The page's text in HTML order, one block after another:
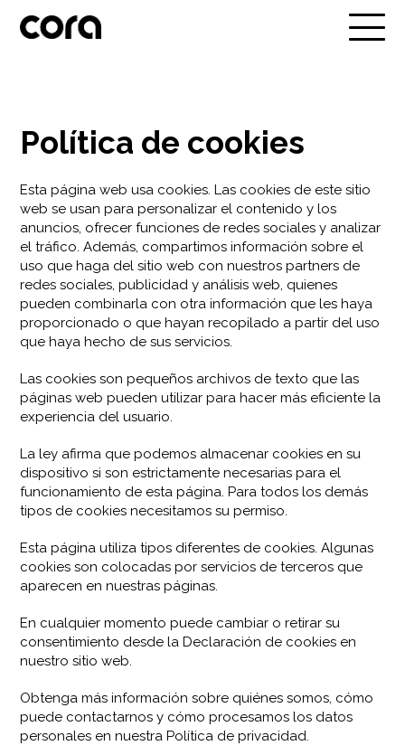
Política de cookies
Esta página web usa cookies. Las cookies de este sitio
web se usan para personalizar el contenido y los
anuncios, ofrecer funciones de redes sociales y analizar
el tráfico. Además, compartimos información sobre el
uso que haga del sitio web con nuestros partners de
redes sociales, publicidad y análisis web, quienes
pueden combinarla con otra información que les haya
proporcionado o que hayan recopilado a partir del uso
que haya hecho de sus servicios.
Las cookies son pequeños archivos de texto que las
páginas web pueden utilizar para hacer más eficiente la
experiencia del usuario.
La ley afirma que podemos almacenar cookies en su
dispositivo si son estrictamente necesarias para el
funcionamiento de esta página. Para todos los demás
tipos de cookies necesitamos su permiso.
Esta página utiliza tipos diferentes de cookies. Algunas
cookies son colocadas por servicios de terceros que
aparecen en nuestras páginas.
En cualquier momento puede cambiar o retirar su
consentimiento desde la Declaración de cookies en
nuestro sitio web.
Obtenga más información sobre quiénes somos, cómo
puede contactarnos y cómo procesamos los datos
personales en nuestra Política de privacidad.